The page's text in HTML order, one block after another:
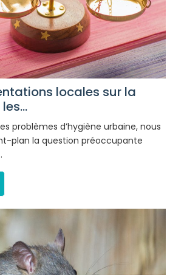
locales sur la
problèmes d’hygiène urbaine, nous
plan la question préoccupante